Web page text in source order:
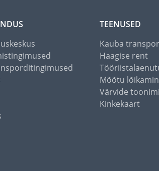
TEENUSED
Kauba
Haagise rent
Mõõtu
Värvide
Kinkekaart